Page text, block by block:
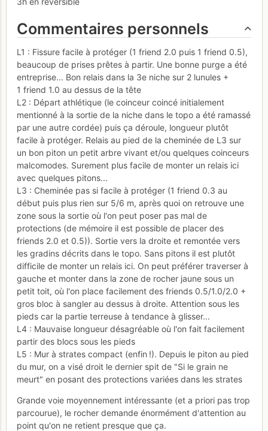
Commentaires personnels
L1 : Fissure facile à protéger (1 friend 2.0 puis 1 friend 0.5),
beaucoup de prises prêtes à partir. Une bonne purge a été
entreprise... Bon relais dans la 3e niche sur 2 lunules +
1 friend 1.0 au dessus de la tête
L2 : Départ athlétique (le coinceur coincé initialement
mentionné à la sortie de la niche dans le topo a été ramassé
par une autre cordée) puis ça déroule, longueur plutôt
facile à protéger. Relais au pied de la cheminée de L3 sur
un bon piton un petit arbre vivant et/ou quelques coinceurs
malcomodes. Surement plus facile de monter un relais ici
avec quelques pitons...
L3 : Cheminée pas si facile à protéger (1 friend 0.3 au
début puis plus rien sur 5/6 m, après quoi on retrouve une
zone sous la sortie où l'on peut poser pas mal de
protections (de mémoire il est possible de placer des
friends 2.0 et 0.5)). Sortie vers la droite et remontée vers
les gradins décrits dans le topo. Sans pitons il est plutôt
difficile de monter un relais ici. On peut préférer traverser à
gauche et monter dans la zone de rocher jaune sous un
petit toit, où l'on place facilement des friends 0.5/1.0/2.0 +
gros bloc à sangler au dessus à droite. Attention sous les
pieds car la partie terreuse à tendance à glisser...
L4 : Mauvaise longueur désagréable où l'on fait facilement
partir des blocs sous les pieds
L5 : Mur à strates compact (enfin !). Depuis le piton au pied
du mur, on a visé droit le dernier spit de "Si le grain ne
meurt" en posant des protections variées dans les strates
Grande voie moyennement intéressante (et a priori pas trop
parcourue), le rocher demande énormément d'attention au
point qu'on ne retient presque que ça.